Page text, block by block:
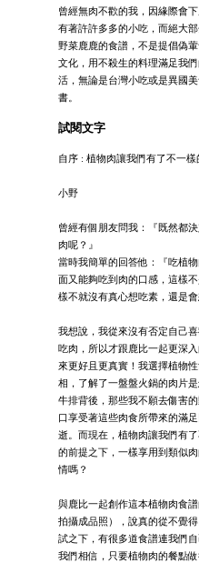
曾經無肉不歡的我，因緣際會
有著許許多多的小吃，而絕大
野菜鹿鹿的食譜，不是提倡偽
文化，用不殺生的料理滿足我
活，無論是台灣小吃或是異國
書。
試閱文字
自序 : 植物肉讓我們有了不一樣
小野
曾經有個朋友問我：『既然都
肉呢？』
當時我簡單的回答他：『吃植
面又能夠吃到肉的口感，這樣
樣不就沒有真心想吃素，還是會
我想說，我從來沒有否定自己
吃肉，所以才跟鹿比一起更深
來更好且更真實！我選擇植物
相，了解了一盤盤火鍋的肉片
牛排背後，那些我不願去傷害
口享受著這些肉食所帶來的滿
逝。而現在，植物肉讓我們有
的前提之下，一樣享用到類似
情嗎？
與鹿比一起創作這本植物肉食
拍攝成品照），說真的從不覺
試之下，有很多道食譜連我們
我們相信，只要植物肉的餐點